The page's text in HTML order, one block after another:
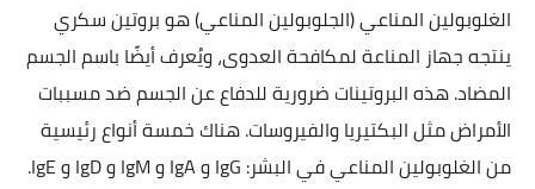
الغلوبولين المناعي (الجلوبولين المناعي) هو بروتين سكري
ينتجه جهاز المناعة لمكافحة العدوى، ويُعرف أيضًا باسم الجسم
المضاد. هذه البروتينات ضرورية للدفاع عن الجسم ضد مسببات
الأمراض مثل البكتيريا والفيروسات. هناك خمسة أنواع رئيسية
من الغلوبولين المناعي في البشر: IgG و IgA و IgM و IgD و IgE.